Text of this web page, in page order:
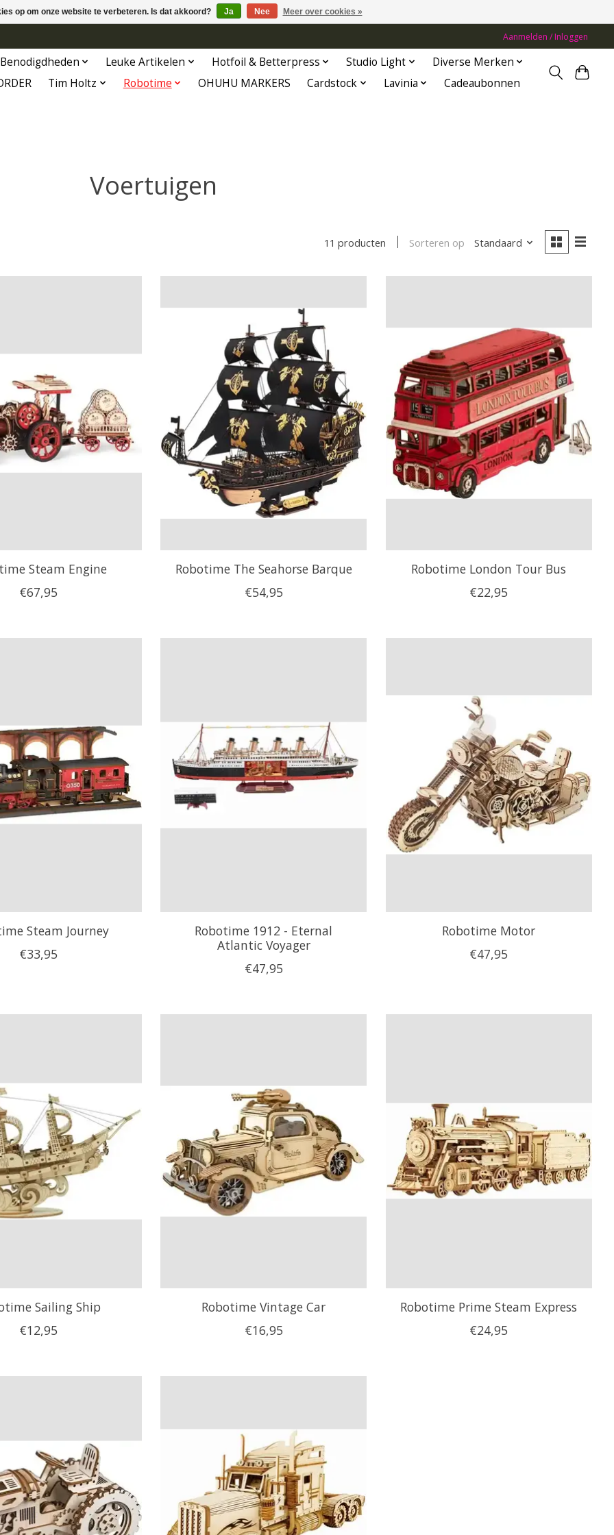
Aanmelden / Inloggen
Benodigdheden Leuke Artikelen Hotfoil & Betterpress Studio Light
Diverse Merken
Tim Holtz Robotime OHUHU MARKERS Cardstock Lavinia Cadeaubonnen
Voertuigen
11 producten Sorteren op Standaard
Steam Engine
€67,95
Robotime The Seahorse Barque
€54,95
Robotime London Tour Bus
€22,95
Steam Journey
€33,95
Robotime 1912 - Eternal
Atlantic Voyager
€47,95
Robotime Motor
€47,95
Sailing Ship
€12,95
Robotime Vintage Car
€16,95
Robotime Prime Steam Express
€24,95
op om onze website te verbeteren. Is dat akkoord? Ja Nee Meer over cookies »